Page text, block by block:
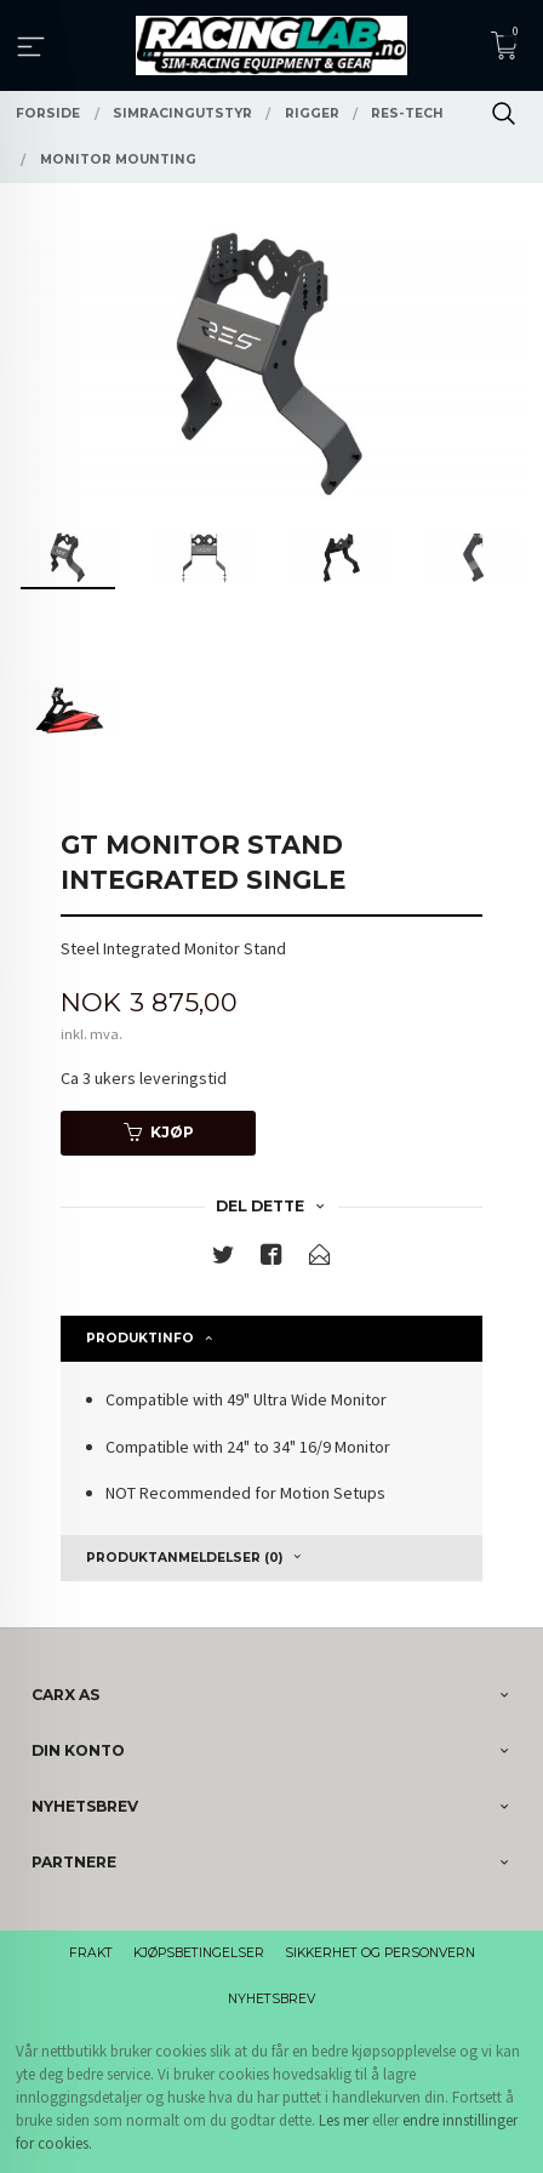
innholdet
0
FORSIDE SIMRACINGUTSTYR RIGGER RES-TECH
MONITOR MOUNTING
GT MONITOR STAND
INTEGRATED SINGLE
Steel Integrated Monitor Stand
Pris
NOK 3 875,00
inkl. mva.
Ca 3 ukers leveringstid
KJØP
DEL DETTE
PRODUKTINFO
Compatible with 49" Ultra Wide Monitor
Compatible with 24" to 34" 16/9 Monitor
NOT Recommended for Motion Setups
PRODUKTANMELDELSER (0)
CARX AS
DIN KONTO
NYHETSBREV
PARTNERE
FRAKT KJØPSBETINGELSER SIKKERHET OG PERSONVERN
NYHETSBREV
Vår nettbutikk bruker cookies slik at du får en bedre kjøpsopplevelse og vi kan
yte deg bedre service. Vi bruker cookies hovedsaklig til å lagre
innloggingsdetaljer og huske hva du har puttet i handlekurven din. Fortsett å
bruke siden som normalt om du godtar dette. Les merellerendre innstillinger
for cookies.